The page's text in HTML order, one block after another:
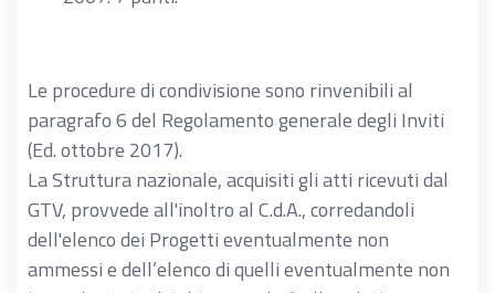
Le procedure di condivisione sono rinvenibili al
paragrafo 6 del Regolamento generale degli Inviti
(Ed. ottobre 2017).
La Struttura nazionale, acquisiti gli atti ricevuti dal
GTV, provvede all'inoltro al C.d.A., corredandoli
dell'elenco dei Progetti eventualmente non
ammessi e dell’elenco di quelli eventualmente non